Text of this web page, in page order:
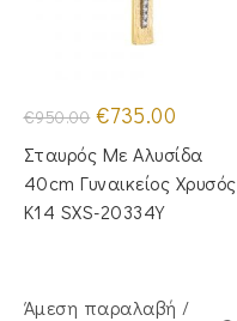
€950.00 Original
price
was:
€950.00.
€735.00
τιμή
είναι:
€735.00.
Σταυρός Mε Aλυσίδα
40cm Γυναικείος Χρυσός
Κ14 SXS-20334Y
Άμεση παραλαβή /